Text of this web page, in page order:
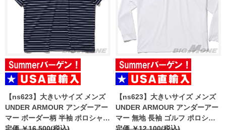
【ns623】大きいサイズ メンズ
UNDER ARMOUR アンダーアー
マー ボーダー柄 半袖 ポロシャツ
【ns623】大きいサイズ メンズ
UNDER ARMOUR アンダーアー
マー 無地 長袖 ゴルフ ポロシャ